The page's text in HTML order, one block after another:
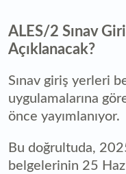
ALES/2 Sınav
Açıklanacak?
Sınav giriş yerleri
uygulamalarına
önce yayımlanıyor.
Bu doğrultuda,
belgelerinin 25